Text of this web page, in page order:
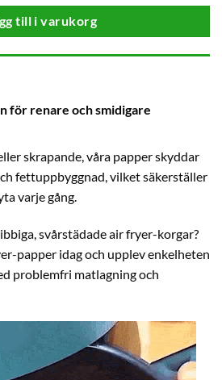
till i varukorg
för renare och smidigare
skrapande, våra papper skyddar
fettuppbyggnad, vilket säkerställer
varje gång.
svårstädade air fryer-korgar?
papper idag och upplev enkelheten
problemfri matlagning och